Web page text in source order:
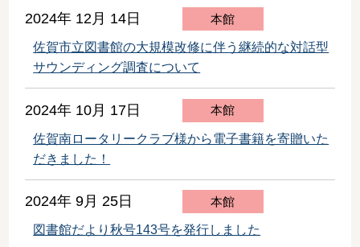
2024年 12月 14日 本館
佐賀市立図書館の大規模改修に伴う継続的な対話型
サウンディング調査について
2024年 10月 17日 本館
佐賀南ロータリークラブ様から電子書籍を寄贈いた
だきました！
2024年 9月 25日 本館
図書館だより秋号143号を発行しました